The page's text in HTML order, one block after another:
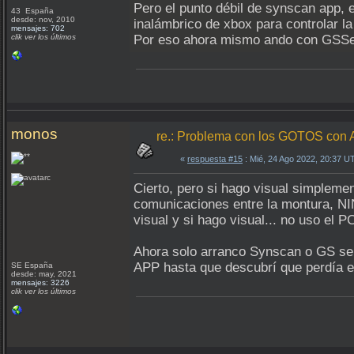
43 España
desde: nov, 2010
mensajes: 702
clik ver los últimos
Pero el punto débil de synscan app,
inalámbrico de xbox para controlar
Por eso ahora mismo ando con
monos
SE España
desde: may, 2021
mensajes: 3226
clik ver los últimos
re.: Problema con los GOTOS
« respuesta #15 : Mié, 24 Ago 2022, 20:37
Cierto, pero si hago visual
comunicaciones entre la montura,
visual y si hago visual... no uso el
Ahora solo arranco Synscan o GS
APP hasta que descubrí que perdía